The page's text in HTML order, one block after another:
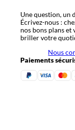
Une question, un
Écrivez-nous :
nos bons plans
briller votre
Nous
Paiements